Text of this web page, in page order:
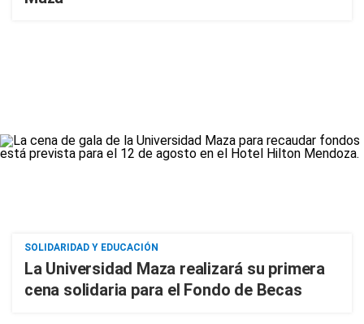
SOLIDARIDAD Y EDUCACIÓN
La Universidad Maza realizará su primera
cena solidaria para el Fondo de Becas